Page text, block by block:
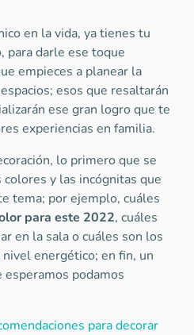
en la vida, ya tienes tu
para darle ese toque
empieces a planear la
esos que resaltarán
ese gran logro que te
experiencias en familia.
lo primero que se
y las incógnitas que
tema; por ejemplo, cuáles
para este 2022, cuáles
en la sala o cuáles son los
energético; en fin, un
podamos
para decorar